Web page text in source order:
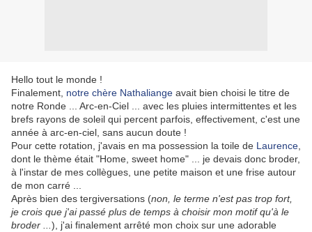
Hello tout le monde !
Finalement, notre chère Nathaliange avait bien choisi le titre de
notre Ronde ... Arc-en-Ciel ... avec les pluies intermittentes et les
brefs rayons de soleil qui percent parfois, effectivement, c'est une
année à arc-en-ciel, sans aucun doute !
Pour cette rotation, j'avais en ma possession la toile de Laurence
dont le thème était "Home, sweet home" ... je devais donc broder,
à l'instar de mes collègues, une petite maison et une frise autour
de mon carré ...
Après bien des tergiversations (non, le terme n'est pas trop fort,
je crois que j'ai passé plus de temps à choisir mon motif qu'à le
broder ... ), j'ai finalement arrêté mon choix sur une adorable